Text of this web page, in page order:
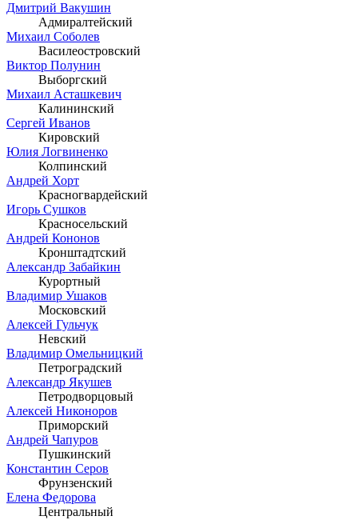
Дмитрий Вакушин
Адмиралтейский
Михаил Соболев
Василеостровский
Виктор Полунин
Выборгский
Михаил Асташкевич
Калининский
Сергей Иванов
Кировский
Юлия Логвиненко
Колпинский
Андрей Хорт
Красногвардейский
Игорь Сушков
Красносельский
Андрей Кононов
Кронштадтский
Александр Забайкин
Курортный
Владимир Ушаков
Московский
Алексей Гульчук
Невский
Владимир Омельницкий
Петроградский
Александр Якушев
Петродворцовый
Алексей Никоноров
Приморский
Андрей Чапуров
Пушкинский
Константин Серов
Фрунзенский
Елена Федорова
Центральный